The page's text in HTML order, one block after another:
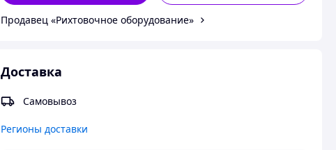
Продавец «Рихтовочное оборудование»
Доставка
Самовывоз
Регионы доставки